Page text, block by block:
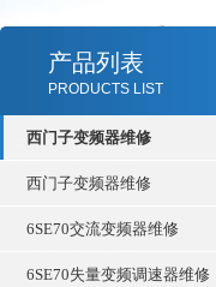
产品列表
PRODUCTS LIST
西门子变频器维修
西门子变频器维修
6SE70交流变频器维修
6SE70失量变频调速器维修